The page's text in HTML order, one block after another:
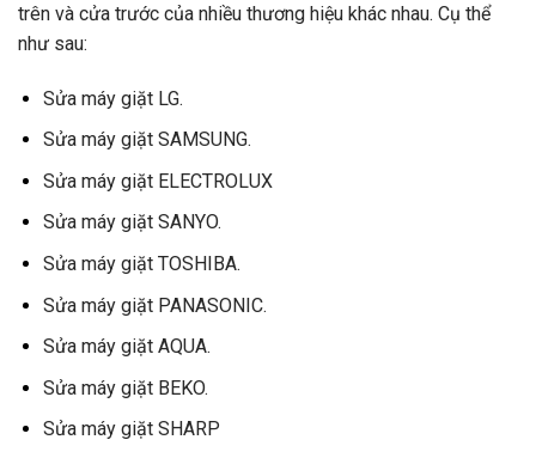
trên và cửa trước của nhiều thương hiệu khác nhau. Cụ thể
như sau:
Sửa máy giặt LG.
Sửa máy giặt SAMSUNG.
Sửa máy giặt ELECTROLUX
Sửa máy giặt SANYO.
Sửa máy giặt TOSHIBA.
Sửa máy giặt PANASONIC.
Sửa máy giặt AQUA.
Sửa máy giặt BEKO.
Sửa máy giặt SHARP